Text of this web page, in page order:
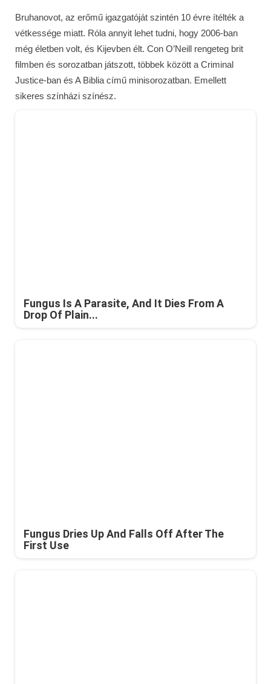
Bruhanovot, az erőmű igazgatóját szintén 10 évre ítélték a
vétkessége miatt. Róla annyit lehet tudni, hogy 2006-ban
még életben volt, és Kijevben élt. Con O’Neill rengeteg brit
filmben és sorozatban játszott, többek között a Criminal
Justice-ban és A Biblia című minisorozatban. Emellett
sikeres színházi színész.
Fungus Is A Parasite, And It Dies From A
Drop Of Plain...
Fungus Dries Up And Falls Off After The
First Use